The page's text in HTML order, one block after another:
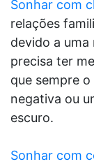
Sonhar com
relações
devido a uma
precisa ter
que sempre
negativa ou
escuro.
Sonhar com